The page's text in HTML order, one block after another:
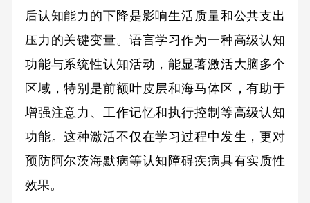
后认知能力的下降是影响生活质量和公共支出
压力的关键变量。语言学习作为一种高级认知
功能与系统性认知活动，能显著激活大脑多个
区域，特别是前额叶皮层和海马体区，有助于
增强注意力、工作记忆和执行控制等高级认知
功能。这种激活不仅在学习过程中发生，更对
预防阿尔茨海默病等认知障碍疾病具有实质性
效果。